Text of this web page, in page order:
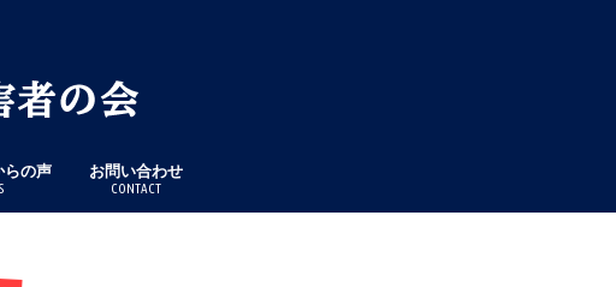
らの声 お問い合わせ
CONTACT